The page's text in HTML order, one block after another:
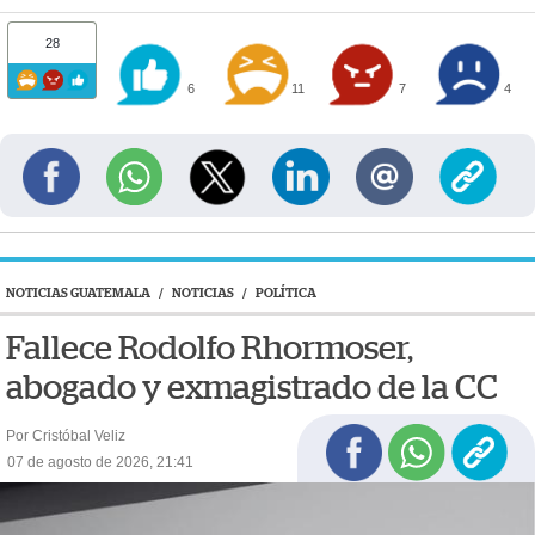
28
6 11 7 4
NOTICIAS GUATEMALA / NOTICIAS / POLÍTICA
Fallece Rodolfo Rhormoser,
abogado y exmagistrado de la CC
Por Cristóbal Veliz
07 de agosto de 2026, 21:41